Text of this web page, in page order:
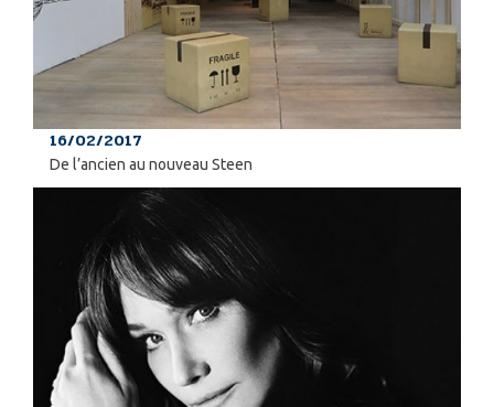
16/02/2017
De l’ancien au nouveau Steen